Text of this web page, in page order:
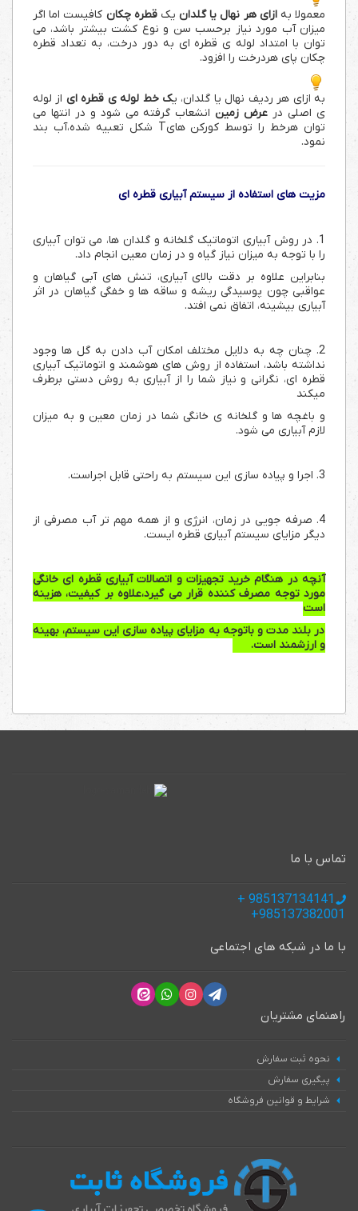
معمولا به ازای هر نهال یا گلدانیکقطره چکان کافیست اما اگر
میزان آب مورد نیاز برحسب سن و نوع کشت بیشتر باشد، می
توان با امتداد لوله ی قطره ای به دور درخت، به تعداد قطره
چکان پای هردرخت را افزود.
به ازای هر ردیف نهال یا گلدان، یک خط لوله ی قطره ای از لوله
ی اصلی در عرض زمین انشعاب گرفته می شود و در انتها می
توان هرخط را توسط کورکن هایT شکل تعبیه شده،آب بند
نمود.
مزیت های استفاده از سیستم آبیاری قطره ای
1. در روش آبیاری اتوماتیک گلخانه و گلدان ها، می توان آبیاری
را با توجه به میزان نیاز گیاه و در زمان معین انجام داد.
بنابراین علاوه بر دقت بالای آبیاری، تنش های آبی گیاهان و
عواقبی چون پوسیدگی ریشه و ساقه ها و خفگی گیاهان در اثر
آبیاری بیشینه، اتفاق نمی افتد.
2. چنان چه به دلایل مختلف امکان آب دادن به گل ها وجود
نداشته باشد، استفاده از روش های هوشمند و اتوماتیک آبیاری
قطره ای، نگرانی و نیاز شما را از آبیاری به روش دستی برطرف
میکند
و باغچه ها و گلخانه ی خانگی شما در زمان معین و به میزان
لازم آبیاری می شود.
3. اجرا و پیاده سازی این سیستم به راحتی قابل اجراست.
4. صرفه جویی در زمان، انرژی و از همه مهم تر آب مصرفی از
دیگر مزایای سیستم آبیاری قطره ایست.
آنچه در هنگام خرید تجهیزات و اتصالات آبیاری قطره ای خانگی
مورد توجه مصرف کننده قرار می گیرد،علاوه بر کیفیت،هزینه
است
در بلند مدت و باتوجه به مزایای پیاده سازی این سیستم، بهینه
و ارزشمند است.
تماس با ما
با ما در شبکه های اجتماعی
راهنمای مشتریان
نحوه ثبت سفارش
پیگیری سفارش
شرایط و قوانین فروشگاه